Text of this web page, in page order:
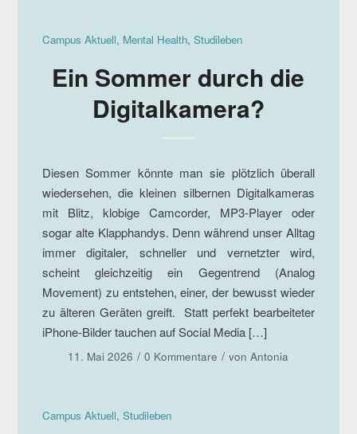
Campus Aktuell, Mental Health, Studileben
Ein Sommer durch die
Digitalkamera?
Diesen Sommer könnte man sie plötzlich überall
wiedersehen, die kleinen silbernen Digitalkameras
mit Blitz, klobige Camcorder, MP3-Player oder
sogar alte Klapphandys. Denn während unser Alltag
immer digitaler, schneller und vernetzter wird,
scheint gleichzeitig ein Gegentrend (Analog
Movement) zu entstehen, einer, der bewusst wieder
zu älteren Geräten greift. Statt perfekt bearbeiteter
iPhone-Bilder tauchen auf Social Media […]
11. Mai 2026 / 0 Kommentare / vonAntonia
Campus Aktuell, Studileben